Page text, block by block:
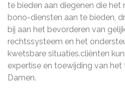
te bieden aan diegenen die het
bono-diensten aan te bieden,
bij aan het bevorderen van
rechtssysteem en het
kwetsbare situaties.cliënten
expertise en toewijding van
Damen.